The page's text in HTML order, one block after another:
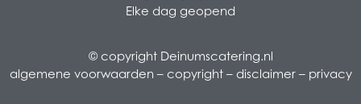
Elke dag geopend
© copyright Deinumscatering.nl
algemene voorwaarden – copyright– disclaimer– privacy